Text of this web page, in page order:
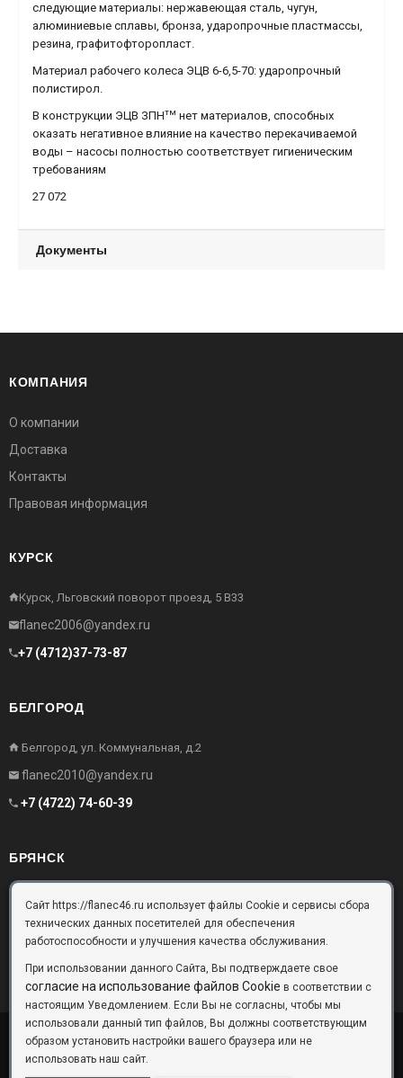
следующие материалы: нержавеющая сталь, чугун,
алюминиевые сплавы, бронза, ударопрочные пластмассы,
резина, графитофторопласт.
Материал рабочего колеса ЭЦВ 6-6,5-70: ударопрочный
полистирол.
В конструкции ЭЦВ ЗПНтм нет материалов, способных
оказать негативное влияние на качество перекачиваемой
воды – насосы полностью соответствует гигиеническим
требованиям
27 072
Документы
КОМПАНИЯ
О компании
Доставка
Контакты
Правовая информация
КУРСК
Курск, Льговский поворот проезд, 5 В33
flanec2006@yandex.ru
+7 (4712)37-73-87
БЕЛГОРОД
Белгород, ул. Коммунальная, д.2
flanec2010@yandex.ru
+7 (4722) 74-60-39
БРЯНСК
Брянск, Московский проезд, д.10, офис 3
flanec32@yandex.ru
Copyright © 2026 © ООО «Фланец-Комплект»
Сайт https://flanec46.ru использует файлы Cookie и сервисы сбора
технических данных посетителей для обеспечения
работоспособности и улучшения качества обслуживания.
При использовании данного Сайта, Вы подтверждаете свое
согласие на использование файлов Cookie в соответствии с
настоящим Уведомлением. Если Вы не согласны, чтобы мы
использовали данный тип файлов, Вы должны соответствующим
образом установить настройки вашего браузера или не
использовать наш сайт.